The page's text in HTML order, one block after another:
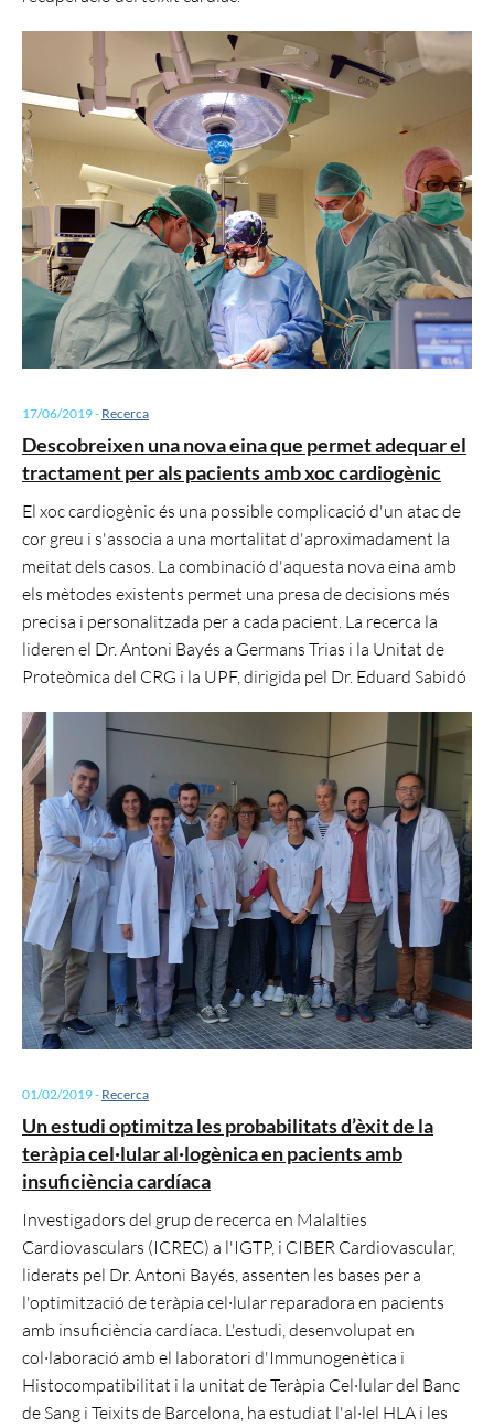
17/06/2019- Recerca
Descobreixen una nova eina que permet adequar el
tractament per als pacients amb xoc cardiogènic
El xoc cardiogènic és una possible complicació d'un atac de
cor greu i s'associa a una mortalitat d'aproximadament la
meitat dels casos. La combinació d'aquesta nova eina amb
els mètodes existents permet una presa de decisions més
precisa i personalitzada per a cada pacient. La recerca la
lideren el Dr. Antoni Bayés a Germans Trias i la Unitat de
Proteòmica del CRG i la UPF, dirigida pel Dr. Eduard Sabidó
01/02/2019- Recerca
Un estudi optimitza les probabilitats d’èxit de la
teràpia cel·lular al·logènica en pacients amb
insuficiència cardíaca
Investigadors del grup de recerca en Malalties
Cardiovasculars (ICREC) a l'IGTP, i CIBER Cardiovascular,
liderats pel Dr. Antoni Bayés, assenten les bases per a
l'optimització de teràpia cel·lular reparadora en pacients
amb insuficiència cardíaca. L'estudi, desenvolupat en
col·laboració amb el laboratori d'Immunogenètica i
Histocompatibilitat i la unitat de Teràpia Cel·lular del Banc
de Sang i Teixits de Barcelona, ha estudiat l'al·lel HLA i les